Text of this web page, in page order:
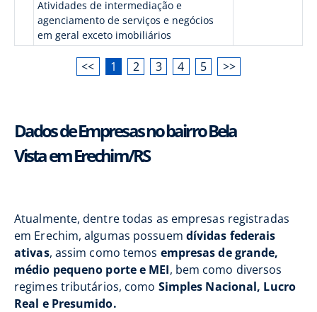
Atividades de intermediação e
agenciamento de serviços e negócios
em geral exceto imobiliários
<< 1 2 3 4 5 >>
Dados de Empresas no bairro Bela
Vista em Erechim/RS
Atualmente, dentre todas as empresas registradas
em Erechim, algumas possuem dívidas federais
ativas, assim como temos empresas de grande,
médio pequeno porte e MEI, bem como diversos
regimes tributários, como Simples Nacional, Lucro
Real e Presumido.